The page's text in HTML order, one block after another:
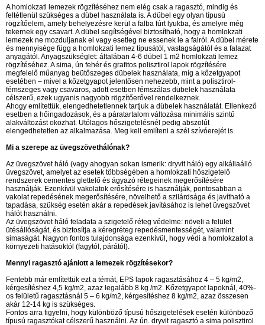
A homlokzati lemezek rögzítéséhez nem elég csak a ragasztó, mindig és
feltétlenül szükséges a dübel használata is. A dübel egy olyan típusú
rögzítőelem, amely behelyezésre kerül a falba fúrt lyukba, és amelyre még
tekernek egy csavart. A dübel segítségével biztosítható, hogy a homlokzati
lemezek ne mozduljanak el vagy esetleg ne essenek le a falról. A dübel mérete
és mennyisége függ a homlokzati lemez típusától, vastagságától és a falazat
anyagától. Anyagszükséglet: általában 4-6 dübel 1 m2 homlokzati lemez
rögzítéséhez. A sima, ún fehér és grafitos polisztirol lapok rögzítésére
megfelelő műanyag beütőszeges dübelek használata, míg a kőzetgyapot
esetében – mivel a kőzetgyapot jelentősen nehezebb, mint a polisztirol-
fémszeges vagy csavaros, adott esetben fémszálas dübelek használata
célszerű, ezek ugyanis nagyobb rögzítőerővel rendelkeznek.
Ahogy említettük, elengedhetetlennek tartjuk a dübelek használatát. Ellenkező
esetben a hőingadozások, és a páratartalom változása minimális szintű
alakváltozást okozhat. Utólagos hőszigetelésnél pedig abszolút
elengedhetetlen az alkalmazása. Meg kell említeni a szél szívóerejét is.
Mi a szerepe az üvegszövethálónak?
Az üvegszövet háló (vagy ahogyan sokan ismerik: dryvit háló) egy alkáliaálló
üvegszövet, amelyet az esetek többségében a homlokzati hőszigetelő
rendszerek cementes glettelő és ágyazó rétegeinek megerősítésére
használják. Ezenkívül vakolatok erősítésére is használják, pontosabban a
vakolat repedésének megerősítésére, növelhető a szilárdsága és javítható a
tapadása, szükség esetén akár a repedések javításához is lehet üvegszövet
hálót használni.
Az üvegszövet háló feladata a szigetelő réteg védelme: növeli a felület
ütésállóságát, és biztosítja a kéregréteg repedésmentességét, valamint
simaságát. Nagyon fontos tulajdonsága ezenkívül, hogy védi a homlokzatot a
környezeti hatásoktól (fagytól, párától).
Mennyi ragasztó ajánlott a lemezek rögzítésekor?
Fentebb már említettük ezt a témát, EPS lapok ragasztásához 4 – 5 kg/m2,
kérgesítéshez 4,5 kg/m2, azaz legalább 8 kg /m2. Kőzetgyapot lapoknál, 40%-
os felületű ragasztásnál 5 – 6 kg/m2, kérgesítéshez 8 kg/m2, azaz összesen
akár 12-14 kg is szükséges.
Fontos arra figyelni, hogy különböző típusú hőszigetelések esetén különböző
típusú ragasztókat célszerű használni. Az ún. dryvit ragasztó a sima polisztirol